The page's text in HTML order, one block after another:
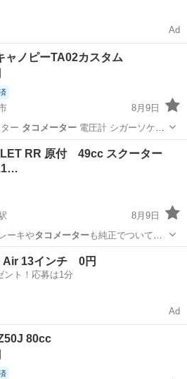
Ad
ャノピーTA02カスタム
8月9日
ー タコメーター電圧計 シガーソケッ
8月9日
ーキやタコメーターも純正でついてま
Air 13インチ 0円
ント！応募は1分
Ad
80cc